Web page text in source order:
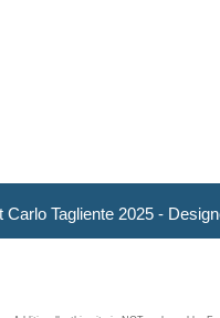
Carlo Tagliente 2025 -